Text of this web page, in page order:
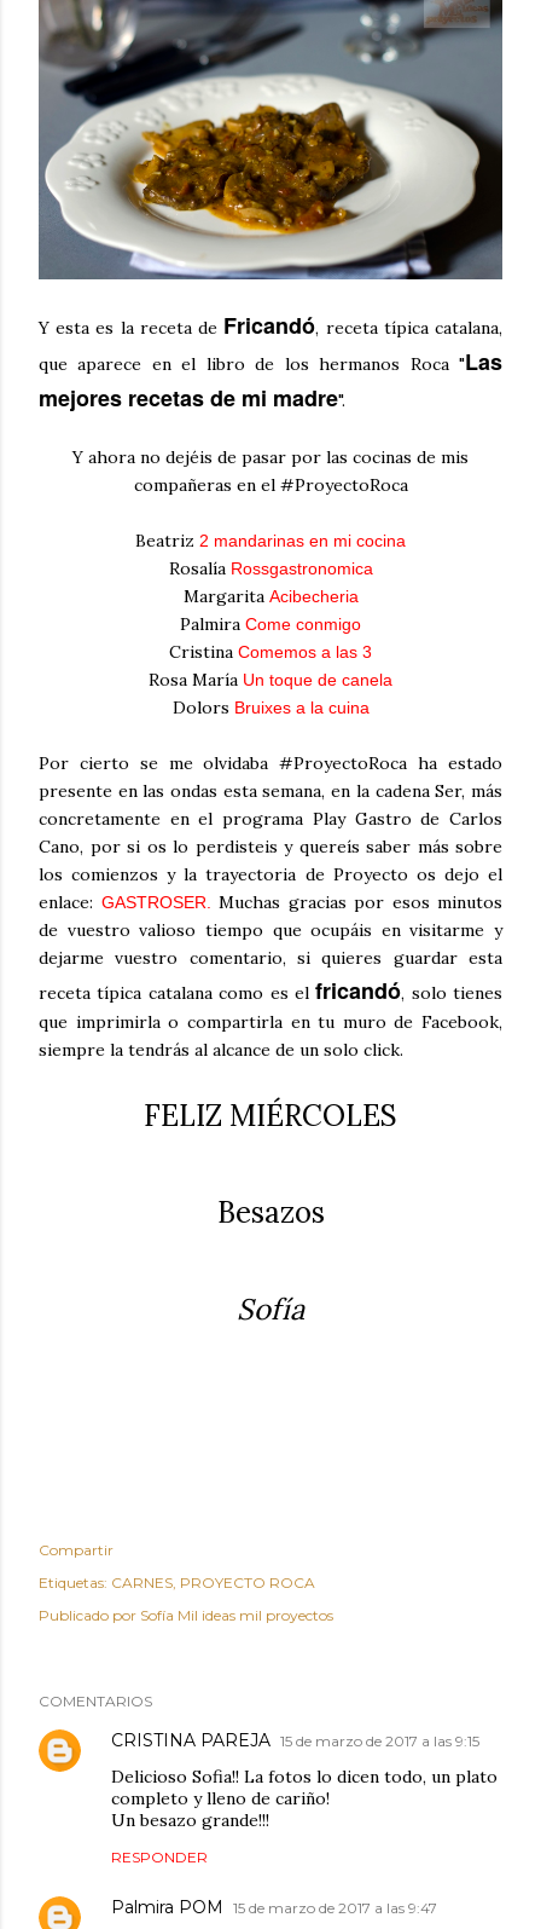
Y esta es la receta de Fricandó, receta típica catalana,
que aparece en el libro de los hermanos Roca "Las
mejores recetas de mi madre".
Y ahora no dejéis de pasar por las cocinas de mis
compañeras en el #ProyectoRoca
Beatriz 2 mandarinas en mi cocina
Rosalía Rossgastronomica
Margarita Acibecheria
Palmira Come conmigo
Cristina Comemos a las 3
Rosa María Un toque de canela
Dolors Bruixes a la cuina
Por cierto se me olvidaba #ProyectoRoca ha estado
presente en las ondas esta semana, en la cadena Ser, más
concretamente en el programa Play Gastro de Carlos
Cano, por si os lo perdisteis y quereís saber más sobre
los comienzos y la trayectoria de Proyecto os dejo el
enlace: GASTROSER
Muchas gracias por esos minutos
de vuestro valioso tiempo que ocupáis en visitarme y
dejarme vuestro comentario, si quieres guardar esta
receta típica catalana como es elfricandó, solo tienes
que imprimirla o compartirla en tu muro de Facebook,
siempre la tendrás al alcance de un solo click.
FELIZ MIÉRCOLES
Besazos
Sofía
Compartir
Etiquetas: CARNES PROYECTO ROCA
Publicado por Sofía Mil ideas mil proyectos
COMENTARIOS
CRISTINA PAREJA 15 de marzo de 2017 a las 9:15
Delicioso Sofia!! La fotos lo dicen todo, un plato
completo y lleno de cariño!
Un besazo grande!!!
RESPONDER
Palmira POM 15 de marzo de 2017 a las 9:47